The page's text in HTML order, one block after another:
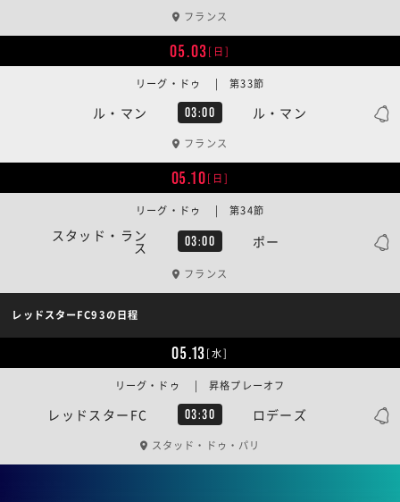
フランス
05.03[日]
ル・マン 03:00 ル・マン
リーグ・ドゥ | 第33節
フランス
05.10[日]
スタッド・ラン
ス 03:00 ポー
リーグ・ドゥ | 第34節
フランス
レッドスターFC93の日程
05.13[水]
レッドスターFC 03:30 ロデーズ
リーグ・ドゥ | 昇格プレーオフ
スタッド・ドゥ・パリ